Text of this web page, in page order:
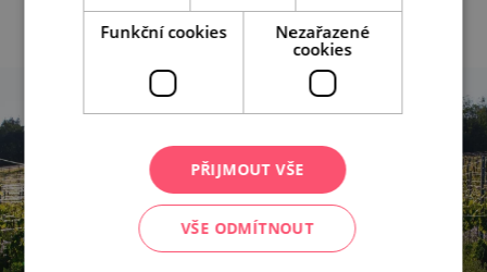
Funkční cookies
Nezařazené
cookies
PŘIJMOUT VŠE
VŠE ODMÍTNOUT